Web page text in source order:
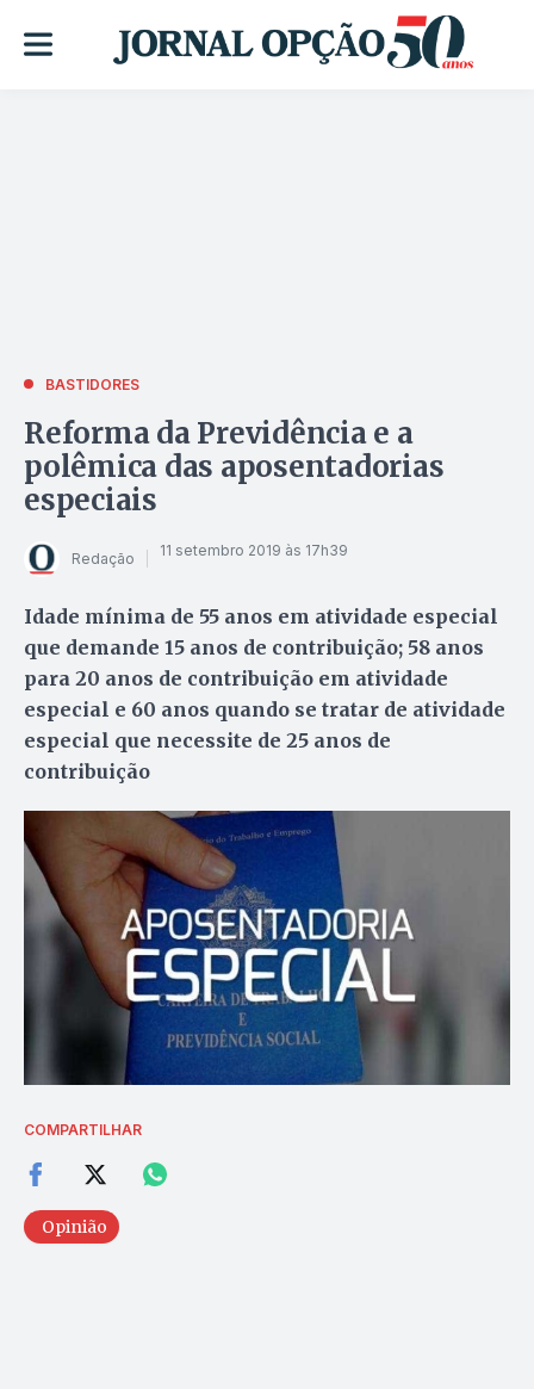
BASTIDORES
Reforma da Previdência e a
polêmica das aposentadorias
especiais
Redação 11 setembro 2019 às 17h39
Idade mínima de 55 anos em atividade especial
que demande 15 anos de contribuição; 58 anos
para 20 anos de contribuição em atividade
especial e 60 anos quando se tratar de atividade
especial que necessite de 25 anos de
contribuição
COMPARTILHAR
Opinião